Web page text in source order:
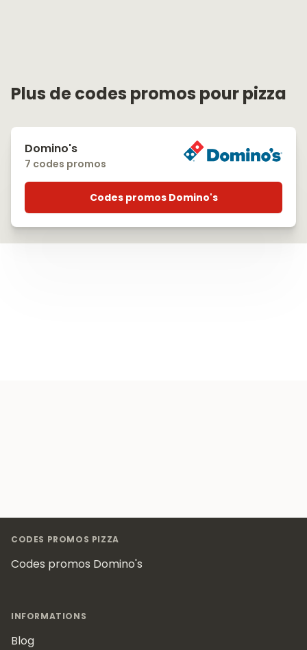
Plus de codes promos pour pizza
Domino's
7 codes promos
Codes promos Domino's
CODES PROMOS PIZZA
Codes promos Domino's
INFORMATIONS
Blog